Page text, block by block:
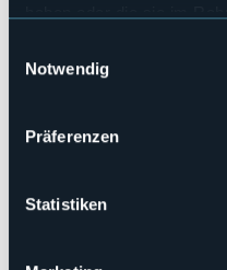
Notwendig
Präferenzen
Statistiken
No
Sì
E-mail